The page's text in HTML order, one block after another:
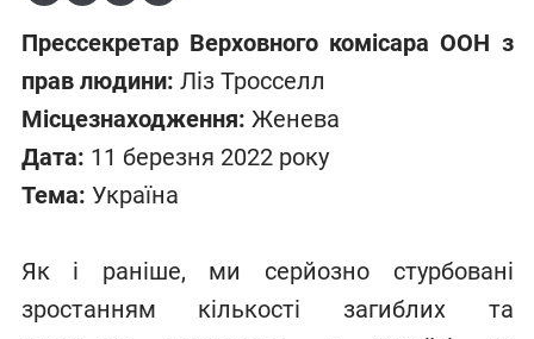
Прессекретар Верховного комісара ООН з
прав людини: Ліз Тросселл
Місцезнаходження: Женева
Дата: 11 березня 2022 року
Тема: Україна
Як і раніше, ми серйозно стурбовані
зростанням кількості загиблих та